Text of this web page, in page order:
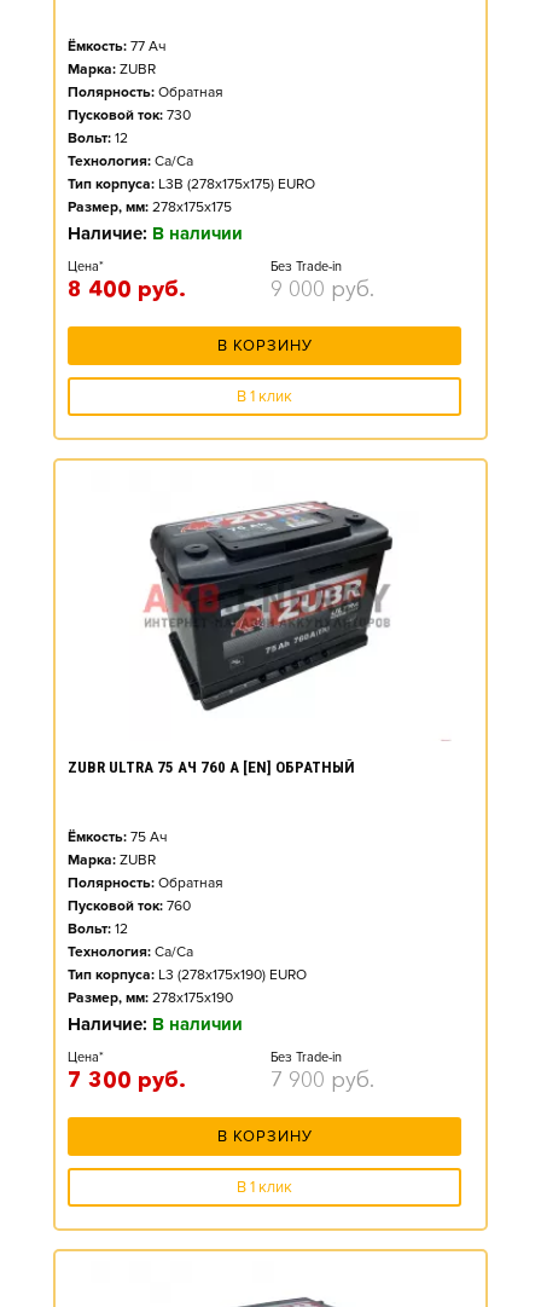
Ёмкость: 77 Ач
Марка: ZUBR
Полярность: Обратная
Пусковой ток: 730
Вольт: 12
Технология: Ca/Ca
Тип корпуса: L3B (278x175x175) EURO
Размер, мм: 278x175x175
Наличие: В наличии
Цена*
8 400 руб.
Без Trade-in
9 000 руб.
В КОРЗИНУ
В 1 клик
ZUBR ULTRA 75 АЧ 760 А [EN] ОБРАТНЫЙ
Ёмкость: 75 Ач
Марка: ZUBR
Полярность: Обратная
Пусковой ток: 760
Вольт: 12
Технология: Ca/Ca
Тип корпуса: L3 (278x175x190) EURO
Размер, мм: 278x175x190
Наличие: В наличии
Цена*
7 300 руб.
Без Trade-in
7 900 руб.
В КОРЗИНУ
В 1 клик